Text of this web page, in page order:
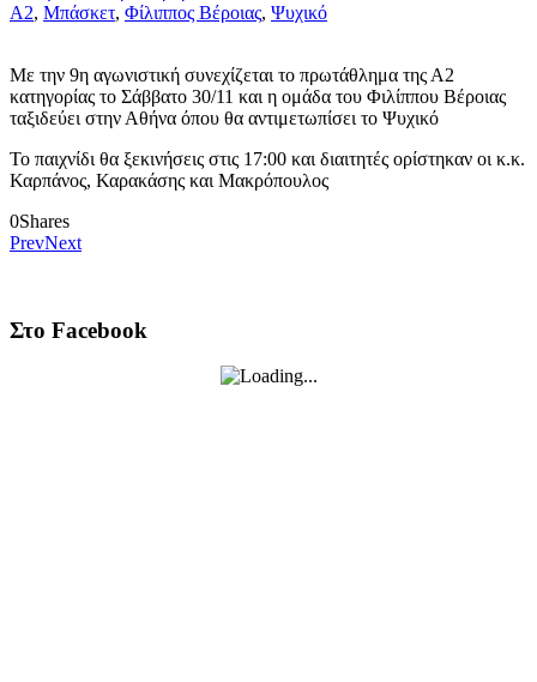
Α2, Μπάσκετ, Φίλιππος Βέροιας, Ψυχικό
Με την 9η αγωνιστική συνεχίζεται το πρωτάθλημα της Α2
κατηγορίας το Σάββατο 30/11 και η ομάδα του Φιλίππου Βέροιας
ταξιδεύει στην Αθήνα όπου θα αντιμετωπίσει το Ψυχικό
Το παιχνίδι θα ξεκινήσεις στις 17:00 και διαιτητές ορίστηκαν οι κ.κ.
Καρπάνος, Καρακάσης και Μακρόπουλος
0Shares
PrevNext
Στο Facebook